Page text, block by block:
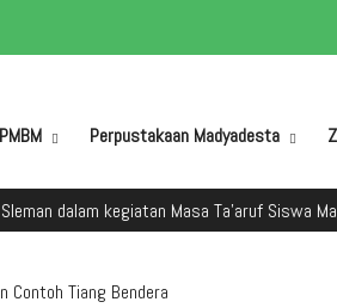
Perpustakaan Madyadesta
kegiatan Masa Ta'aruf Siswa Madrasah
Contoh Tiang Bendera